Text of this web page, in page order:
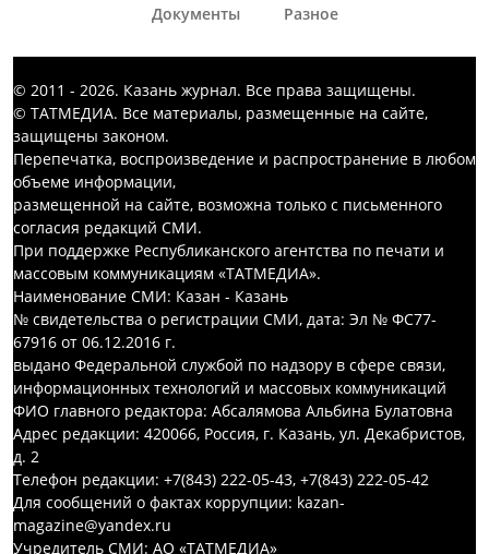
Документы Разное
© 2011 - 2026. Казань журнал. Все права защищены.
© ТАТМЕДИА. Все материалы, размещенные на сайте,
защищены законом.
Перепечатка, воспроизведение и распространение в любом
объеме информации,
размещенной на сайте, возможна только с письменного
согласия редакций СМИ.
При поддержке Республиканского агентства по печати и
массовым коммуникациям «ТАТМЕДИА».
Наименование СМИ: Казан - Казань
№ свидетельства о регистрации СМИ, дата: Эл № ФС77-
67916 от 06.12.2016 г.
выдано Федеральной службой по надзору в сфере связи,
информационных технологий и массовых коммуникаций
ФИО главного редактора: Абсалямова Альбина Булатовна
Адрес редакции: 420066, Россия, г. Казань, ул. Декабристов,
д. 2
Телефон редакции: +7(843) 222-05-43, +7(843) 222-05-42
Для сообщений о фактах коррупции: kazan-
magazine@yandex.ru
Учредитель СМИ: АО «ТАТМЕДИА»